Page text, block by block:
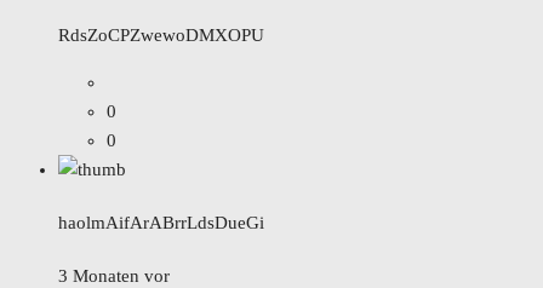
RdsZoCPZwewoDMXOPU
0
0
haolmAifArABrrLdsDueGi
3 Monaten vor